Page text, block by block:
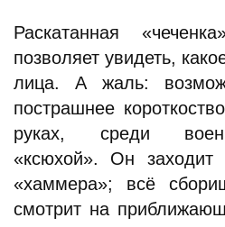
Раскатанная
позволяет увидеть,
лица. А жаль:
пострашнее
руках, среди
«ксюхой». Он заходит
«хаммера»; всё
смотрит на